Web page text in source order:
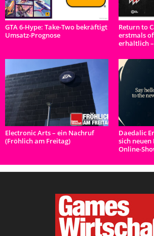
GTA 6-Hype: Take-Two bekräftigt
Umsatz-Prognose
Return to
erstmals
erhältlich
Electronic Arts – ein Nachruf
(Fröhlich am Freitag)
Daedalic
sich
Online-